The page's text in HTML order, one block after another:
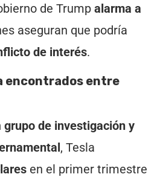
de Trump alarma a
aseguran que podría
de interés.
encontrados entre
grupo de investigación y
, Tesla
en el primer trimestre